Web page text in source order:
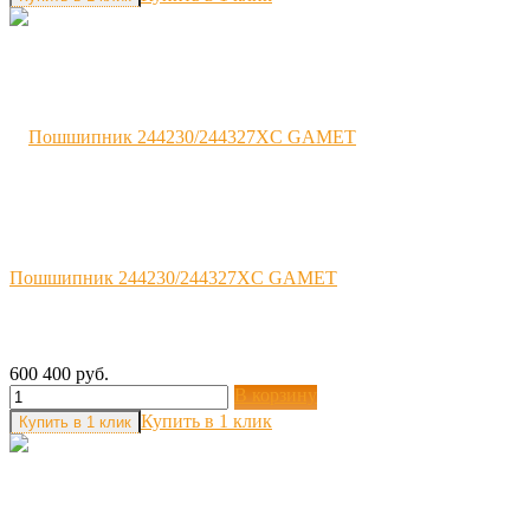
Пошшипник 244230/244327XC GAMET
600 400 руб.
В корзину
Купить в 1 клик